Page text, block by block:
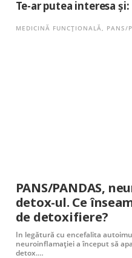
Te-ar putea interesa și:
MEDICINĂ FUNCȚIONALĂ PANS/
PANS/PANDAS,
detox-ul. Ce
de detoxifiere?
In legătură cu encefalita
neuroinflamației a început să
detox.…